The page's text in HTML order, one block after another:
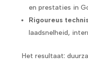
en prestaties in
Rigoureus
laadsnelheid,
Het resultaat: